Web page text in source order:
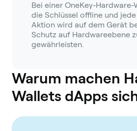
Bei einer OneKey-
die Schlüssel offline und
Aktion wird auf dem Gerät
Schutz auf Hardwareebene
gewährleisten.
Warum machen
Wallets dApps